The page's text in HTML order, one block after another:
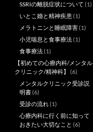
SSRIの離脱症状について (1)
いとこ婚と精神疾患 (1)
メラトニンと睡眠障害(1)
小児喘息と食事療法(1)
食事療法(1)
【初めての心療内科/メンタル
クリニック/精神科】
(6)
メンタルクリニック受診説
明書(6)
受診の流れ(1)
心療内科に行く前に知って
おきたい大切なこと (6)